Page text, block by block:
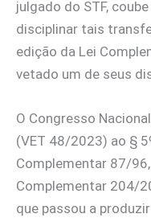
julgado do STF,
disciplinar tais
edição da Lei
vetado um de seus
O Congresso
(VET 48/2023) ao §
Complementar 87/
Complementar 204/
que passou a